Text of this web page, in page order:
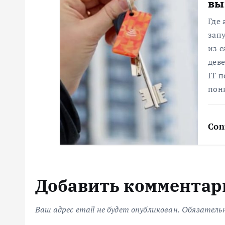
Где
из
IT
Добавить
Ваш адрес email не будет опубликован.